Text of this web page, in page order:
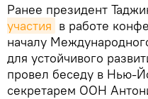
Ранее президент
участия в работе
началу
для устойчивого
провел беседу в Нью-
секретарем ООН